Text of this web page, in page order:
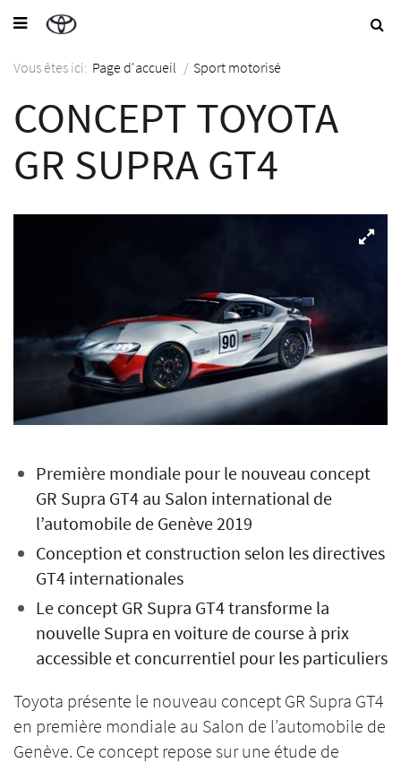
Vous êtes ici: Page d'accueil / Sport motorisé
CONCEPT TOYOTA
GR SUPRA GT4
Première mondiale pour le nouveau concept
GR Supra GT4 au Salon international de
l’automobile de Genève 2019
Conception et construction selon les directives
GT4 internationales
Le concept GR Supra GT4 transforme la
nouvelle Supra en voiture de course à prix
accessible et concurrentiel pour les particuliers
Toyota présente le nouveau concept GR Supra GT4
en première mondiale au Salon de l’automobile de
Genève. Ce concept repose sur une étude de